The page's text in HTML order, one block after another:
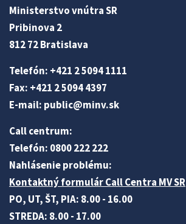
Ministerstvo vnútra SR
Pribinova 2
812 72 Bratislava
Telefón: +421 2 5094 1111
Fax: +421 2 5094 4397
E-mail: public@minv.sk
Call centrum:
Telefón: 0800 222 222
Nahlásenie problému:
Kontaktný formulár Call Centra MV SR
PO, UT, ŠT, PIA: 8.00 - 16.00
STREDA: 8.00 - 17.00